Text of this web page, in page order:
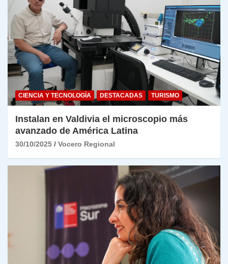
CIENCIA Y TECNOLOGÍA DESTACADAS TURISMO
Instalan en Valdivia el microscopio más
avanzado de América Latina
30/10/2025 Vocero Regional